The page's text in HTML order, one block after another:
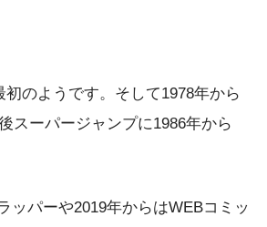
のようです。そして1978年から
スーパージャンプに1986年から
ッパーや2019年からはWEBコミッ